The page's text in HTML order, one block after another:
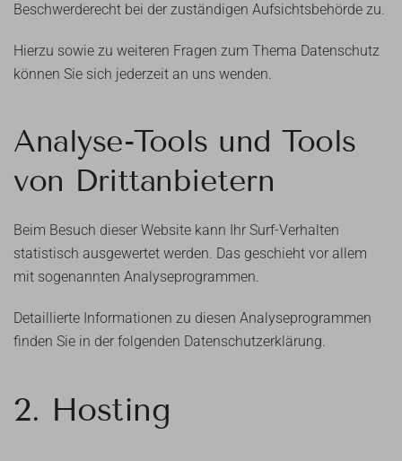
Beschwerderecht bei der zuständigen Aufsichtsbehörde zu.
Hierzu sowie zu weiteren Fragen zum Thema Datenschutz
können Sie sich jederzeit an uns wenden.
Analyse-Tools und Tools
von Dritt­anbietern
Beim Besuch dieser Website kann Ihr Surf-Verhalten
statistisch ausgewertet werden. Das geschieht vor allem
mit sogenannten Analyseprogrammen.
Detaillierte Informationen zu diesen Analyseprogrammen
finden Sie in der folgenden Datenschutzerklärung.
2. Hosting